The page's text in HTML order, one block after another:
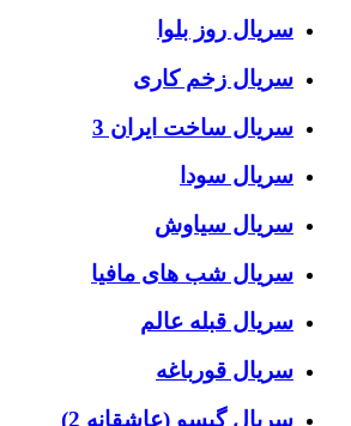
سریال روز بلوا
سریال زخم کاری
سریال ساخت ایران 3
سریال سودا
سریال سیاوش
سریال شب های مافیا
سریال قبله عالم
سریال قورباغه
سریال گیسو (عاشقانه 2)